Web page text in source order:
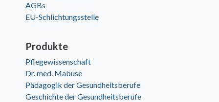
AGBs
EU-Schlichtungsstelle
Produkte
Pflegewissenschaft
Dr. med. Mabuse
Pädagogik der Gesundheitsberufe
Geschichte der Gesundheitsberufe